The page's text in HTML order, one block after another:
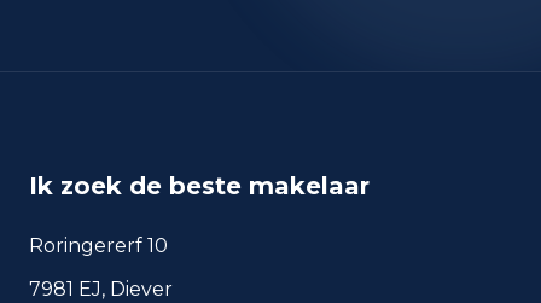
Veelgestelde vragen over
wonen in Boskoop
Ik zoek de beste makelaar
Roringererf 10
7981 EJ, Diever